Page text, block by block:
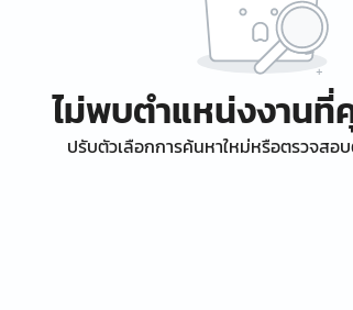
ไม่พบตำแหน่งงาน
ปรับตัวเลือกการค้นหาใหม่หรือตรวจสอ